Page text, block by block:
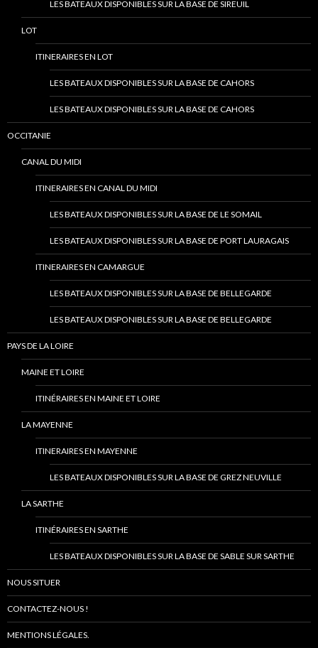
LES BATEAUX DISPONIBLES SUR LA BASE DE SIREUIL
LOT
ITINERAIRES EN LOT
LES BATEAUX DISPONIBLES SUR LA BASE DE CAHORS
LES BATEAUX DISPONIBLES SUR LA BASE DE CAHORS
OCCITANIE
CANAL DU MIDI
ITINERAIRES EN CANAL DU MIDI
LES BATEAUX DISPONIBLES SUR LA BASE DE LE SOMAIL
LES BATEAUX DISPONIBLES SUR LA BASE DE PORT LAURAGAIS
ITINERAIRES EN CAMARGUE
LES BATEAUX DISPONIBLES SUR LA BASE DE BELLEGARDE
LES BATEAUX DISPONIBLES SUR LA BASE DE BELLEGARDE
PAYS DE LA LOIRE
MAINE ET LOIRE
ITINÉRAIRES EN MAINE ET LOIRE
LA MAYENNE
ITINERAIRES EN MAYENNE
LES BATEAUX DISPONIBLES SUR LA BASE DE GREZ NEUVILLE
LA SARTHE
ITINÉRAIRES EN SARTHE
LES BATEAUX DISPONIBLES SUR LA BASE DE SABLE SUR SARTHE
NOUS SITUER
CONTACTEZ-NOUS !
MENTIONS LÉGALES.